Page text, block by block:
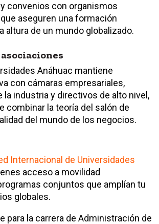
convenios con organismos
aseguren una formación
altura de un mundo globalizado.
Anáhuac mantiene
con cámaras empresariales,
la industria y directivos de alto nivel,
combinar la teoría del salón de
del mundo de los negocios.
Internacional de Universidades
acceso a movilidad
conjuntos que amplían tu
globales.
para la carrera de Administración de